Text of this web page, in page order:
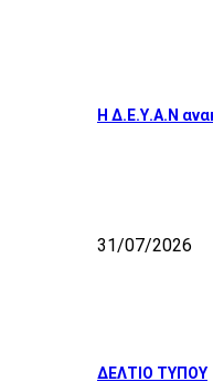
Η Δ.Ε.Υ.Α.Ν
31/07/2026
ΔΕΛΤΙΟ ΤΥΠΟΥ